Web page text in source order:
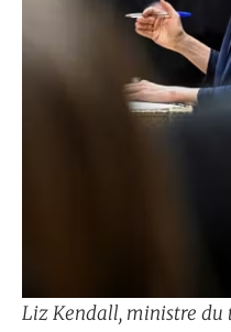
Liz Kendall, ministre du